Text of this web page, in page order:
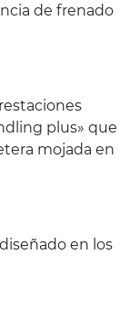
de frenado
plus» que
mojada en
en los